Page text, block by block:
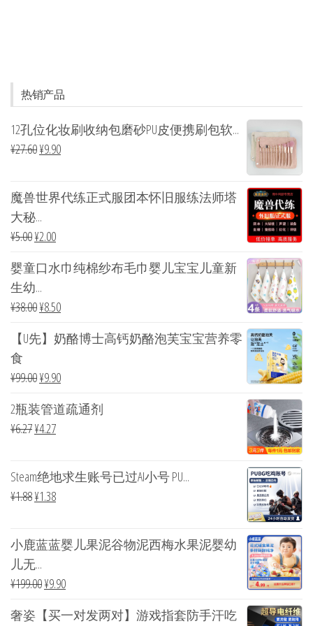
热销产品
12孔位化妆刷收纳包磨砂PU皮便携刷包软...
¥27.60¥9.90
魔兽世界代练正式服团本怀旧服练法师塔
大秘...
¥5.00¥2.00
婴童口水巾纯棉纱布毛巾婴儿宝宝儿童新
生幼...
¥38.00¥8.50
【U先】奶酪博士高钙奶酪泡芙宝宝营养零
食
¥99.00¥9.90
2瓶装管道疏通剂
¥6.27¥4.27
Steam绝地求生账号已过AI小号 PU...
¥1.88¥1.38
小鹿蓝蓝婴儿果泥谷物泥西梅水果泥婴幼
儿无...
¥199.00¥9.90
奢姿【买一对发两对】游戏指套防手汗吃